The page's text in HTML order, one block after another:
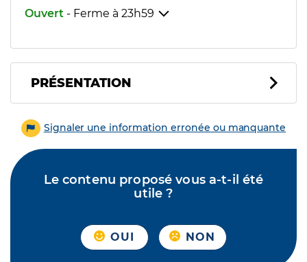
Ouvert - Ferme à 23h59
PRÉSENTATION
Signaler une information erronée ou manquante
Le contenu proposé vous a-t-il été
utile ?
OUI NON